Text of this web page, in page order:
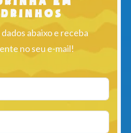
abaixo e receba
no seu e-mail!